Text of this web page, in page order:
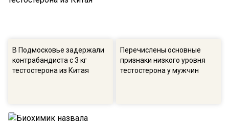
В Подмосковье задержали
контрабандиста с 3 кг
тестостерона из Китая
Перечислены основные
признаки низкого уровня
тестостерона у мужчин